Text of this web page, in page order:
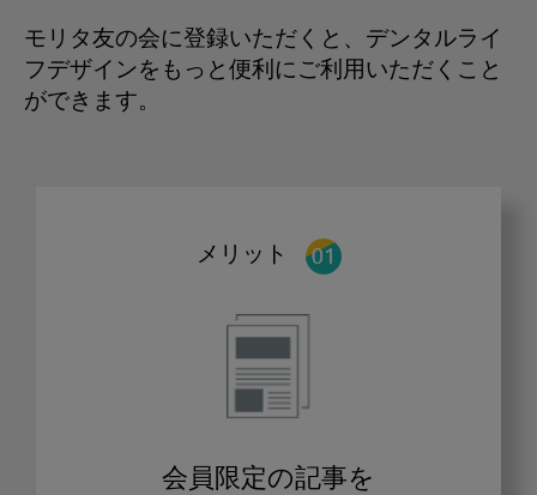
モリタ友の会に登録いただくと、デンタルライ
フデザインをもっと便利にご利用いただくこと
ができます。
メリット
会員限定の記事を